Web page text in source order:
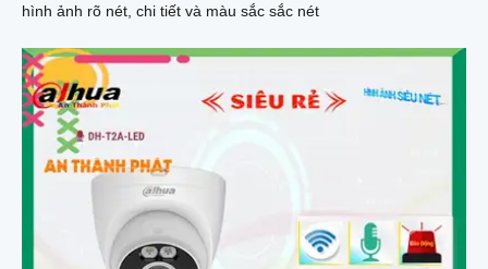
hình ảnh rõ nét, chi tiết và màu sắc sắc nét